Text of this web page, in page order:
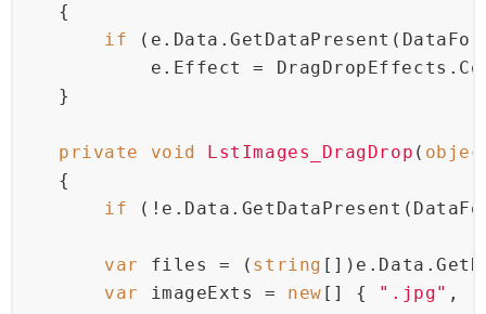
{
if
e.Effect =
}
private void LstImages_DragDrop (
{
if
var files = ( string
var
imageExts = new [] { ".jpg" ,